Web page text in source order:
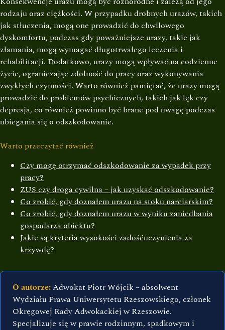
rodzaju oraz ciężkości. W przypadku drobnych urazów, takich
jak stłuczenia, mogą one prowadzić do chwilowego
dyskomfortu, podczas gdy poważniejsze urazy, takie jak
złamania, mogą wymagać długotrwałego leczenia i
rehabilitacji. Dodatkowo, urazy mogą wpływać na codzienne
życie, ograniczając zdolność do pracy oraz wykonywania
zwykłych czynności. Warto również pamiętać, że urazy mogą
prowadzić do problemów psychicznych, takich jak lęk czy
depresja, co również powinno być brane pod uwagę podczas
ubiegania się o odszkodowanie.
Warto przeczytać również
Czy mogę otrzymać odszkodowanie za wypadek przy
pracy?
ZUS czy droga cywilna – jak uzyskać odszkodowanie?
Co zrobić, gdy doznałem urazu na stoku narciarskim?
Co zrobić, gdy doznałem urazu w wyniku zaniedbania
gospodarza obiektu?
Jakie są kryteria wysokości zadośćuczynienia za
krzywdę?
O autorze:Adwokat Piotr Wójcik – absolwent
Wydziału Prawa Uniwersytetu Rzeszowskiego, członek
Okręgowej Rady Adwokackiej w Rzeszowie.
Specjalizuje się w prawie rodzinnym, spadkowym i